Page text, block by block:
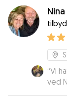
the
off in
the
- we
Nina
“Vi
ved